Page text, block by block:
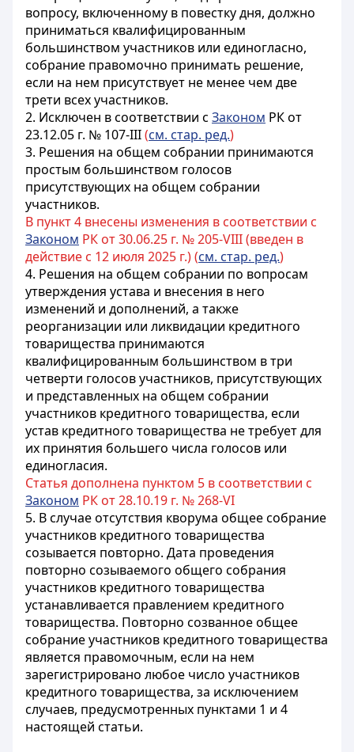
вопросу, включенному в повестку дня, должно
приниматься квалифицированным
большинством участников или единогласно,
собрание правомочно принимать решение,
если на нем присутствует не менее чем две
трети всех участников.
2. Исключен в соответствии с Законом РК от
23.12.05 г. № 107-III(см. стар. ред.)
3. Решения на общем собрании принимаются
простым большинством голосов
присутствующих на общем собрании
участников.
В пункт 4 внесены изменения в соответствии с
Законом РК от 30.06.25 г. № 205-VIII (введен в
действие с 12 июля 2025 г.) (см. стар. ред.)
4. Решения на общем собрании по вопросам
утверждения устава и внесения в него
изменений и дополнений, а также
реорганизации или ликвидации кредитного
товарищества принимаются
квалифицированным большинством в три
четверти голосов участников, присутствующих
и представленных на общем собрании
участников кредитного товарищества, если
устав кредитного товарищества не требует для
их принятия большего числа голосов или
единогласия.
Статья дополнена пунктом 5 в соответствии с
Законом РК от 28.10.19 г. № 268-VI
5. В случае отсутствия кворума общее собрание
участников кредитного товарищества
созывается повторно. Дата проведения
повторно созываемого общего собрания
участников кредитного товарищества
устанавливается правлением кредитного
товарищества. Повторно созванное общее
собрание участников кредитного товарищества
является правомочным, если на нем
зарегистрировано любое число участников
кредитного товарищества, за исключением
случаев, предусмотренных пунктами 1 и 4
настоящей статьи.